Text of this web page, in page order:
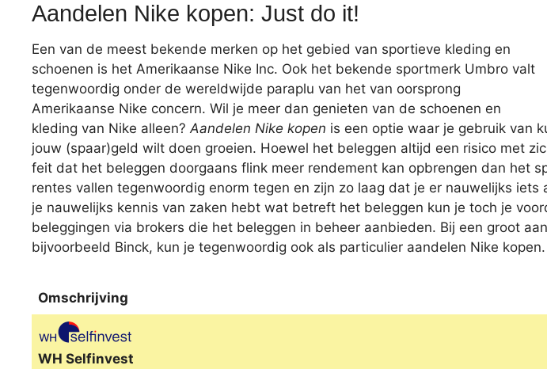
Aandelen Nike kopen: Just do it!
Een van de meest bekende merken op het gebied van sportieve kleding en
schoenen is het Amerikaanse Nike Inc. Ook het bekende sportmerk Umbro valt
tegenwoordig onder de wereldwijde paraplu van het van oorsprong
Amerikaanse Nike concern. Wil je meer dan genieten van de schoenen en
kleding van Nike alleen?Aandelen Nike kopen is een optie waar je gebruik van
jouw (spaar)geld wilt doen groeien. Hoewel het beleggen altijd een risico met
feit dat het beleggen doorgaans flink meer rendement kan opbrengen dan het
rentes vallen tegenwoordig enorm tegen en zijn zo laag dat je er nauwelijks iets
je nauwelijks kennis van zaken hebt wat betreft het beleggen kun je toch je
beleggingen via brokers die het beleggen in beheer aanbieden. Bij een groot
bijvoorbeeld Binck, kun je tegenwoordig ook als particulier aandelen Nike kopen.
Omschrijving
Omschrijving
WH Selfinvest